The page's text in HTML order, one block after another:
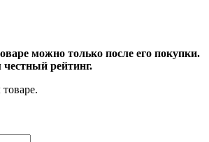
можно только после его покупки.
рейтинг.